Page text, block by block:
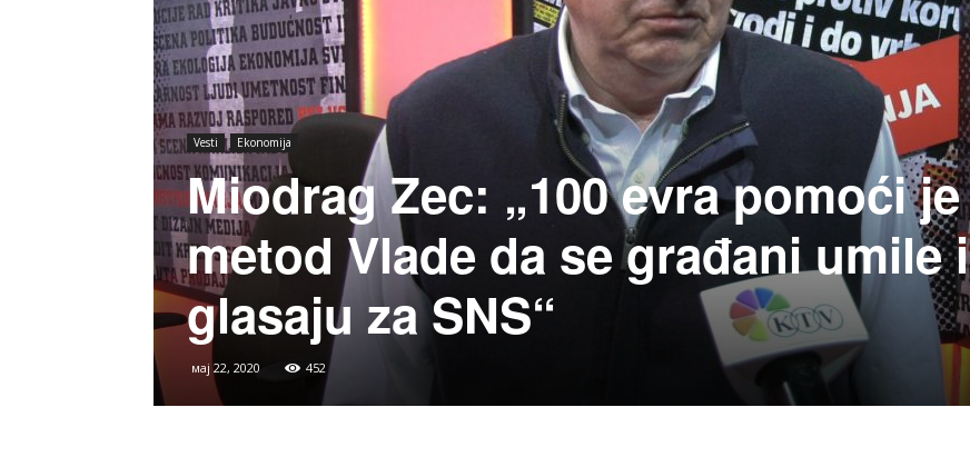
Vesti Ekonomija
Miodrag Zec: „100 evra pomoći je
metod Vlade da se građani umile i
glasaju za SNS“
мај 22, 2020 452